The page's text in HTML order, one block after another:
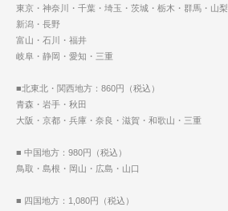
東京・神奈川・千葉・埼玉・茨城・栃木・群馬・山梨
新潟・長野
富山・石川・福井
岐阜・静岡・愛知・三重
■北東北・関西地方：860円（税込）
青森・岩手・秋田
大阪・京都・兵庫・奈良・滋賀・和歌山・三重
■ 中国地方：980円（税込）
鳥取・島根・岡山・広島・山口
■ 四国地方：1,080円（税込）